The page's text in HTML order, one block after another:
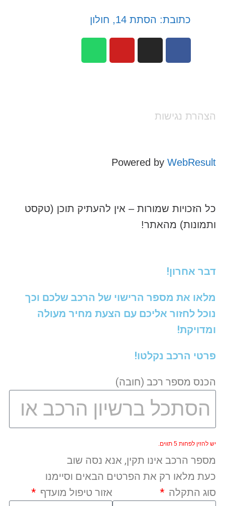
כתובת: הסתת 14, חולון
הצהרת נגישות
Powered byWebResult
כל הזכויות שמורות – אין להעתיק תוכן (טקסט
ותמונות) מהאתר!
דבר אחרון!
מלאו את מספר הרישוי של הרכב שלכם וכך
נוכל לחזור אליכם עם הצעת מחיר מעולה
ומדויקת!
פרטי הרכב נקלטו!
הכנס מספר רכב (חובה)
יש להזין לפחות 5 תווים.
מספר הרכב אינו תקין, אנא נסה שוב
כעת מלאו רק את הפרטים הבאים וסיימנו
סוג התקלה
אזור טיפול מועדף